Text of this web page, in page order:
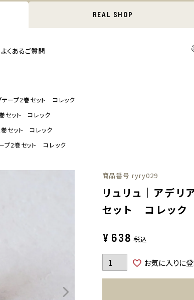
REAL SHOP
よくあるご質問
テープ2巻セット コレック
セット コレック
巻セット コレック
プ2巻セット コレック
商品番号 ryry029
リュリュ｜アデリ
セット コレック
¥ 638 税込
お気に入りに